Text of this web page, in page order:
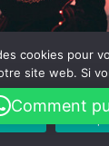
Comment
cookies pour
site web. Si
que